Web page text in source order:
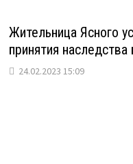
Жительница Ясного
принятия
24.02.2023 15:09